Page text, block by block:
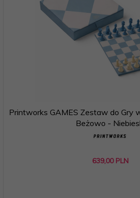
Printworks GAMES Zestaw do Gry
Beżowo -
639,00 PLN